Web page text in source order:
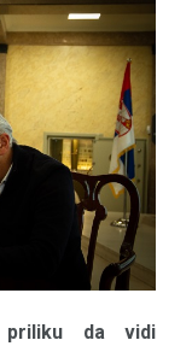
priliku da vidi